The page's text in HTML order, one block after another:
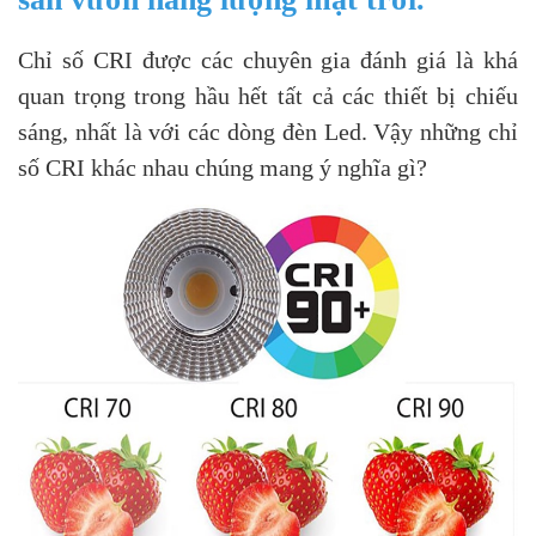
Chỉ số CRI được các chuyên gia đánh giá là khá
quan trọng trong hầu hết tất cả các thiết bị chiếu
sáng, nhất là với các dòng đèn Led. Vậy những chỉ
số CRI khác nhau chúng mang ý nghĩa gì?